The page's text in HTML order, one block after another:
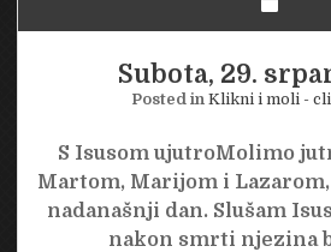
Subota, 29.
Posted in Klikni i moli -
S Isusom ujutroMolimo
Martom, Marijom i
nadanašnji dan. Slušam
nakon smrti njezina